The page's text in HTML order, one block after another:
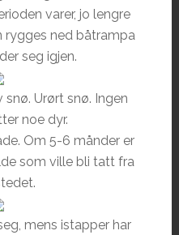
varer, jo lengre
rygges ned båtrampa
seg igjen.
Urørt snø. Ingen
noe dyr.
Om 5-6 månder er
som ville bli tatt fra
mens istapper har